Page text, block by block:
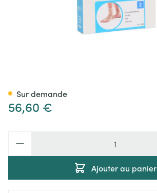
56,60 €
Ajouter au panier
Sur demande